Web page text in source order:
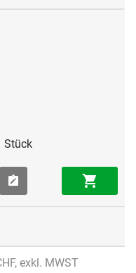
Stück
exkl. MWST